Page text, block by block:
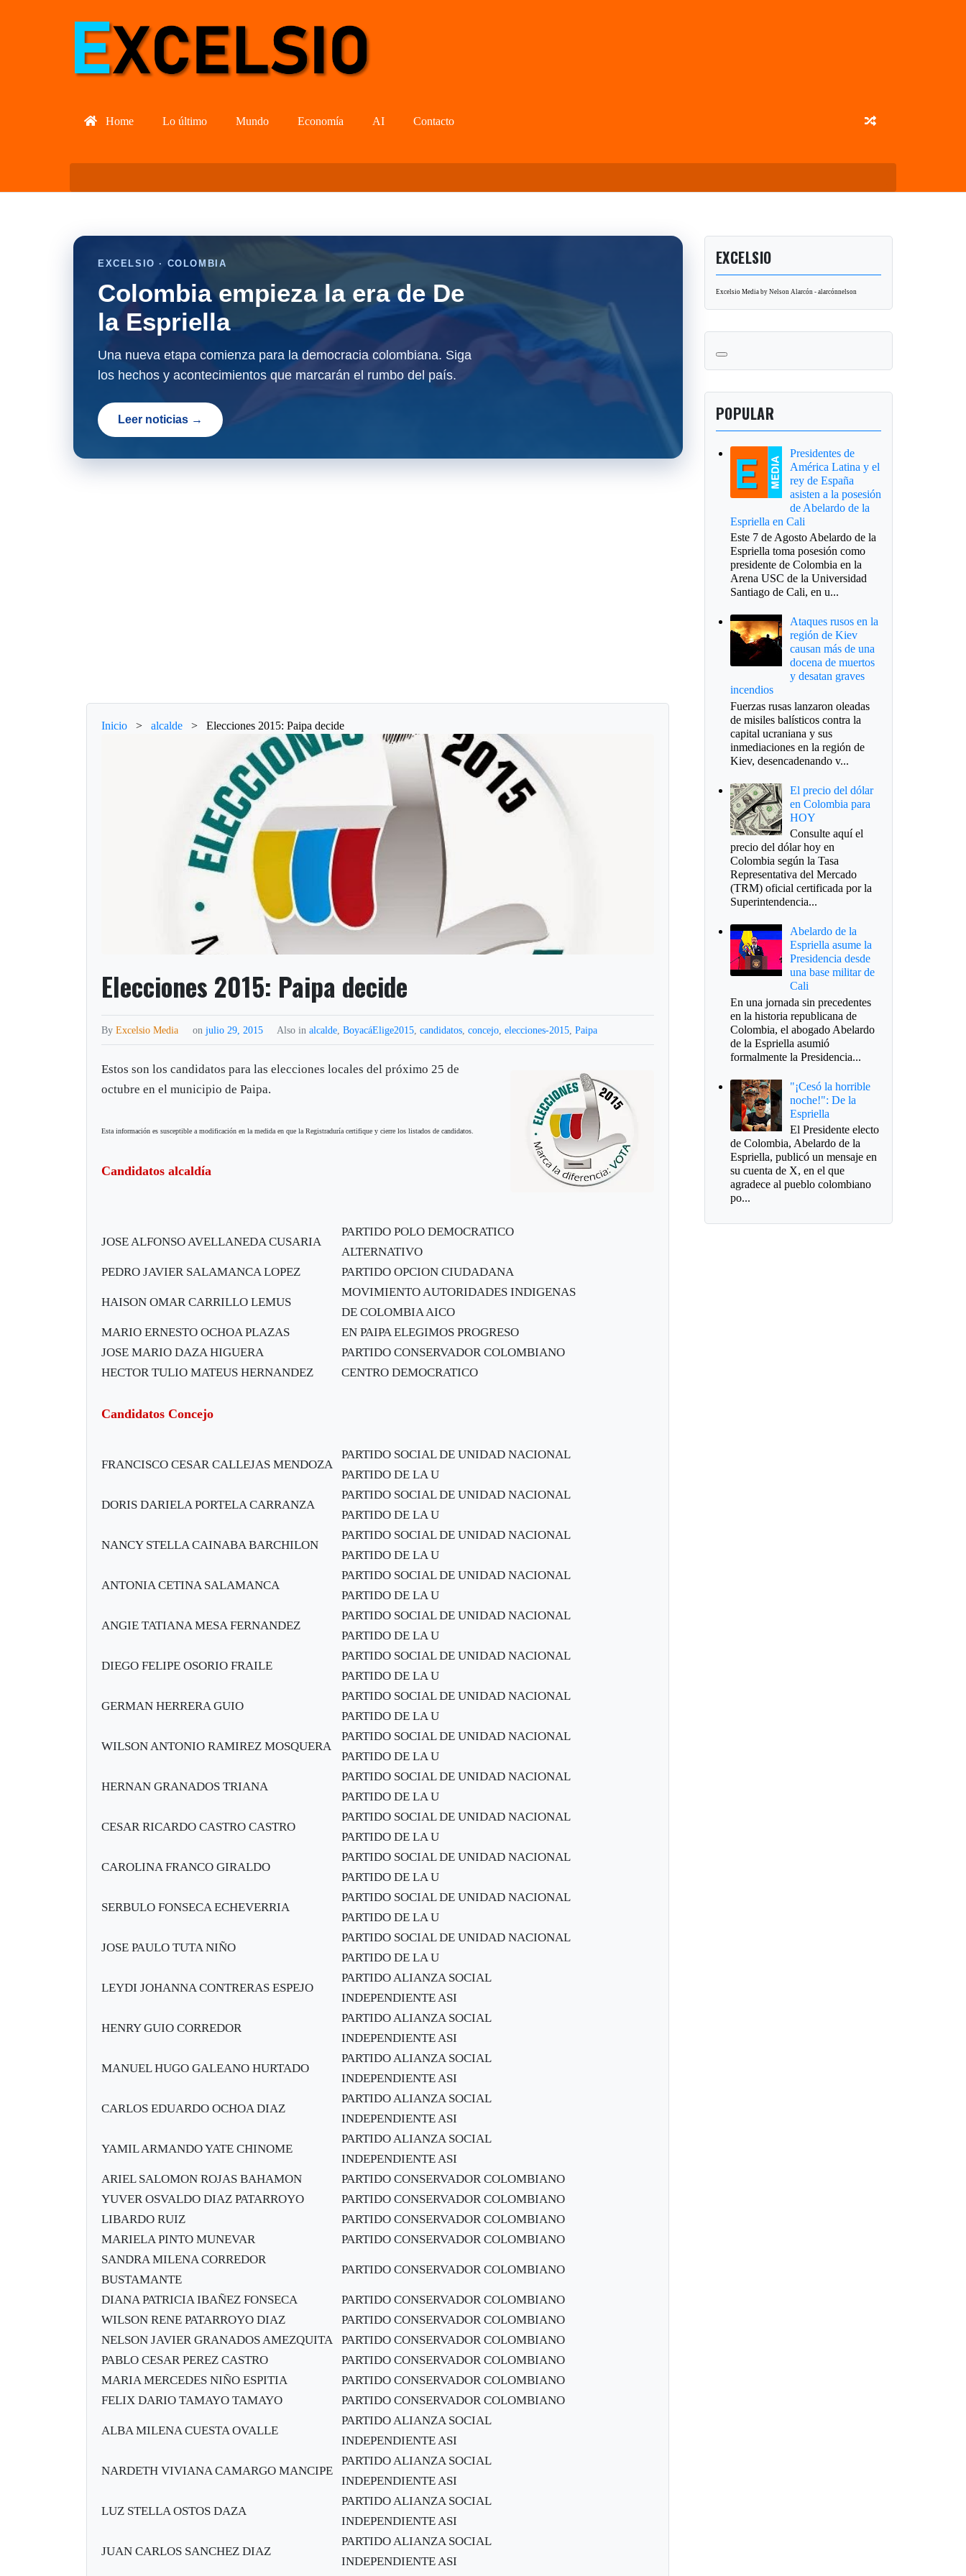
Home Lo último Mundo Economía AI Contacto
EXCELSIO · COLOMBIA
Colombia empieza la era de De
la Espriella
Una nueva etapa comienza para la democracia colombiana. Siga
los hechos y acontecimientos que marcarán el rumbo del país.
Leer noticias →
Inicio > alcalde > Elecciones 2015: Paipa decide
Elecciones 2015: Paipa decide
ByExcelsio Media onjulio 29, 2015 Also inalcalde ,BoyacáElige2015 ,candidatos ,concejo ,elecciones-2015 ,Paipa
Estos son los candidatos para las elecciones locales del próximo 25 de
octubre en el municipio de Paipa.
Esta información es susceptible a modificación en la medida en que la Registraduría certifique y cierre los listados de candidatos.
Candidatos alcaldía
JOSE ALFONSO AVELLANEDA CUSARIA
PARTIDO POLO DEMOCRATICO
ALTERNATIVO
PEDRO JAVIER SALAMANCA LOPEZ
PARTIDO OPCION CIUDADANA
HAISON OMAR CARRILLO LEMUS
MOVIMIENTO AUTORIDADES INDIGENAS
DE COLOMBIA AICO
MARIO ERNESTO OCHOA PLAZAS
EN PAIPA ELEGIMOS PROGRESO
JOSE MARIO DAZA HIGUERA
PARTIDO CONSERVADOR COLOMBIANO
HECTOR TULIO MATEUS HERNANDEZ
CENTRO DEMOCRATICO
Candidatos Concejo
FRANCISCO CESAR CALLEJAS MENDOZA
PARTIDO SOCIAL DE UNIDAD NACIONAL
PARTIDO DE LA U
DORIS DARIELA PORTELA CARRANZA
PARTIDO SOCIAL DE UNIDAD NACIONAL
PARTIDO DE LA U
NANCY STELLA CAINABA BARCHILON
PARTIDO SOCIAL DE UNIDAD NACIONAL
PARTIDO DE LA U
ANTONIA CETINA SALAMANCA
PARTIDO SOCIAL DE UNIDAD NACIONAL
PARTIDO DE LA U
ANGIE TATIANA MESA FERNANDEZ
PARTIDO SOCIAL DE UNIDAD NACIONAL
PARTIDO DE LA U
DIEGO FELIPE OSORIO FRAILE
PARTIDO SOCIAL DE UNIDAD NACIONAL
PARTIDO DE LA U
GERMAN HERRERA GUIO
PARTIDO SOCIAL DE UNIDAD NACIONAL
PARTIDO DE LA U
WILSON ANTONIO RAMIREZ MOSQUERA
PARTIDO SOCIAL DE UNIDAD NACIONAL
PARTIDO DE LA U
HERNAN GRANADOS TRIANA
PARTIDO SOCIAL DE UNIDAD NACIONAL
PARTIDO DE LA U
CESAR RICARDO CASTRO CASTRO
PARTIDO SOCIAL DE UNIDAD NACIONAL
PARTIDO DE LA U
CAROLINA FRANCO GIRALDO
PARTIDO SOCIAL DE UNIDAD NACIONAL
PARTIDO DE LA U
SERBULO FONSECA ECHEVERRIA
PARTIDO SOCIAL DE UNIDAD NACIONAL
PARTIDO DE LA U
JOSE PAULO TUTA NIÑO
PARTIDO SOCIAL DE UNIDAD NACIONAL
PARTIDO DE LA U
LEYDI JOHANNA CONTRERAS ESPEJO
PARTIDO ALIANZA SOCIAL
INDEPENDIENTE ASI
HENRY GUIO CORREDOR
PARTIDO ALIANZA SOCIAL
INDEPENDIENTE ASI
MANUEL HUGO GALEANO HURTADO
PARTIDO ALIANZA SOCIAL
INDEPENDIENTE ASI
CARLOS EDUARDO OCHOA DIAZ
PARTIDO ALIANZA SOCIAL
INDEPENDIENTE ASI
YAMIL ARMANDO YATE CHINOME
PARTIDO ALIANZA SOCIAL
INDEPENDIENTE ASI
ARIEL SALOMON ROJAS BAHAMON
PARTIDO CONSERVADOR COLOMBIANO
YUVER OSVALDO DIAZ PATARROYO
PARTIDO CONSERVADOR COLOMBIANO
LIBARDO RUIZ
PARTIDO CONSERVADOR COLOMBIANO
MARIELA PINTO MUNEVAR
PARTIDO CONSERVADOR COLOMBIANO
SANDRA MILENA CORREDOR
BUSTAMANTE
PARTIDO CONSERVADOR COLOMBIANO
DIANA PATRICIA IBAÑEZ FONSECA
PARTIDO CONSERVADOR COLOMBIANO
WILSON RENE PATARROYO DIAZ
PARTIDO CONSERVADOR COLOMBIANO
NELSON JAVIER GRANADOS AMEZQUITA
PARTIDO CONSERVADOR COLOMBIANO
PABLO CESAR PEREZ CASTRO
PARTIDO CONSERVADOR COLOMBIANO
MARIA MERCEDES NIÑO ESPITIA
PARTIDO CONSERVADOR COLOMBIANO
FELIX DARIO TAMAYO TAMAYO
PARTIDO CONSERVADOR COLOMBIANO
ALBA MILENA CUESTA OVALLE
PARTIDO ALIANZA SOCIAL
INDEPENDIENTE ASI
NARDETH VIVIANA CAMARGO MANCIPE
PARTIDO ALIANZA SOCIAL
INDEPENDIENTE ASI
LUZ STELLA OSTOS DAZA
PARTIDO ALIANZA SOCIAL
INDEPENDIENTE ASI
JUAN CARLOS SANCHEZ DIAZ
PARTIDO ALIANZA SOCIAL
INDEPENDIENTE ASI
EXCELSIO
Excelsio Media by Nelson Alarcón - alarcónnelson
POPULAR
Presidentes de
América Latina y el
rey de España
asisten a la posesión
de Abelardo de la
Espriella en Cali
Este 7 de Agosto Abelardo de la
Espriella toma posesión como
presidente de Colombia en la
Arena USC de la Universidad
Santiago de Cali, en u...
Ataques rusos en la
región de Kiev
causan más de una
docena de muertos
y desatan graves
incendios
Fuerzas rusas lanzaron oleadas
de misiles balísticos contra la
capital ucraniana y sus
inmediaciones en la región de
Kiev, desencadenando v...
El precio del dólar
en Colombia para
HOY
Consulte aquí el
precio del dólar hoy en
Colombia según la Tasa
Representativa del Mercado
(TRM) oficial certificada por la
Superintendencia...
Abelardo de la
Espriella asume la
Presidencia desde
una base militar de
Cali
En una jornada sin precedentes
en la historia republicana de
Colombia, el abogado Abelardo
de la Espriella asumió
formalmente la Presidencia...
"¡Cesó la horrible
noche!": De la
Espriella
El Presidente electo
de Colombia, Abelardo de la
Espriella, publicó un mensaje en
su cuenta de X, en el que
agradece al pueblo colombiano
po...